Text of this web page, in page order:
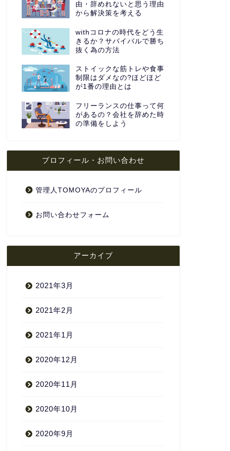
由・辞めれないと思う理由
から解決策を考える
withコロナの時代をどう生
きるか？サバイバルで勝ち
抜く為の方法
ストイックな筋トレや食事
制限はダメなの?ほどほど
が1番の理由とは
フリーランスの仕事って何
があるの？会社を辞めた時
の準備をしよう
プロフィール・お問い合わせ
管理人TOMOYAのプロフィール
お問い合わせフォーム
アーカイブ
2021年3月
2021年2月
2021年1月
2020年12月
2020年11月
2020年10月
2020年9月